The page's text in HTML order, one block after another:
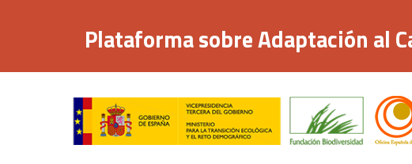
principal
Plataforma sobre Adaptación al